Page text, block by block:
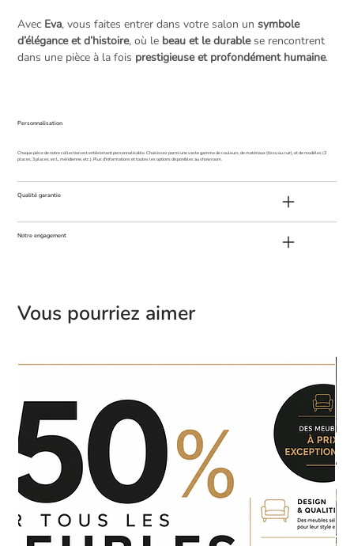
Avec Eva, vous faites entrer dans votre salon unsymbole
d’élégance et d’histoire, où le beau et le durablese rencontrent
dans une pièce à la fois prestigieuse et profondément humaine.
Personnalisation
Chaque pièce de notre collection est entièrement personnalisable. Choisissez parmi une vaste gamme de couleurs, de matériaux (tissu ou cuir), et de modèles (2
places, 3 places, en L, méridienne, etc.). Plus d'informations et toutes les options disponibles au showroom.
Qualité garantie
Notre engagement
Vous pourriez aimer